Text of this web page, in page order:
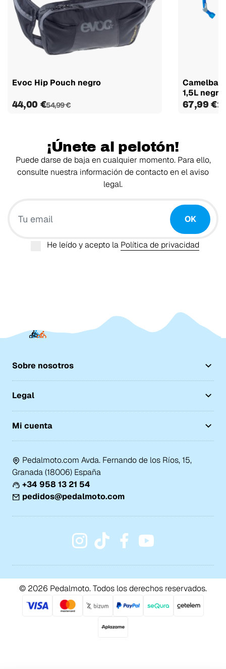
Evoc Hip Pouch negro
44,00 €54,99 €
Camelbak
1,5L negro
67,99 €
¡Únete al pelotón!
Puede darse de baja en cualquier momento. Para ello,
consulte nuestra información de contacto en el aviso
legal.
OK
He leído y acepto la Política de privacidad
Sobre nosotros
Legal
Mi cuenta
Pedalmoto.com Avda. Fernando de los Ríos, 15,
Granada (18006) España
+34 958 13 21 54
pedidos@pedalmoto.com
© 2026 Pedalmoto. Todos los derechos reservados.